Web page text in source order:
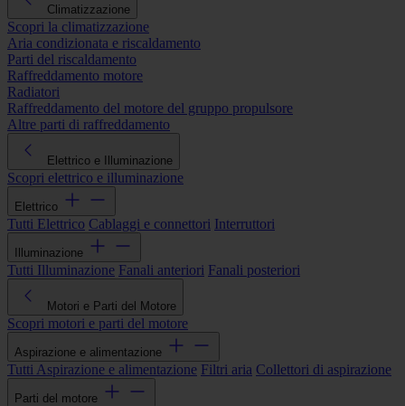
Climatizzazione
Scopri la climatizzazione
Aria condizionata e riscaldamento
Parti del riscaldamento
Raffreddamento motore
Radiatori
Raffreddamento del motore del gruppo propulsore
Altre parti di raffreddamento
Elettrico e Illuminazione
Scopri elettrico e illuminazione
Elettrico
Tutti Elettrico Cablaggi e connettori Interruttori
Illuminazione
Tutti Illuminazione Fanali anteriori Fanali posteriori
Motori e Parti del Motore
Scopri motori e parti del motore
Aspirazione e alimentazione
Tutti Aspirazione e alimentazione Filtri aria Collettori di aspirazione
Parti del motore